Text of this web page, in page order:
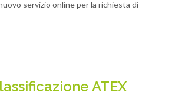
servizio online per la richiesta di
ATEX